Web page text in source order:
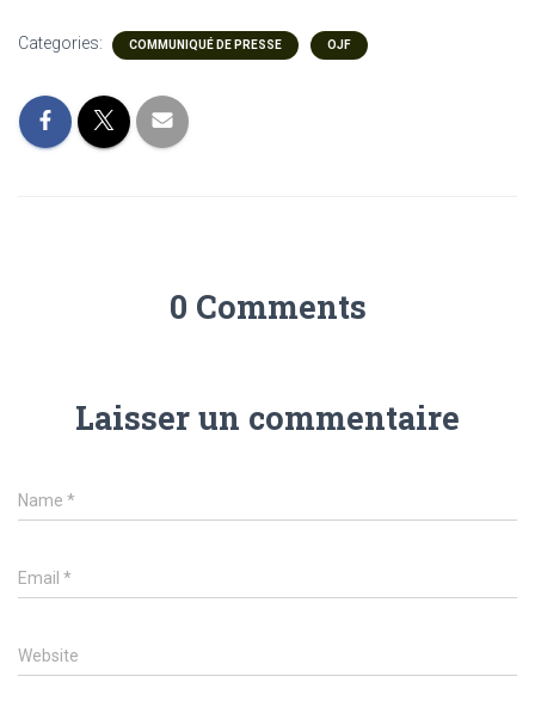
Categories: COMMUNIQUÉ DE PRESSE OJF
0 Comments
Laisser un commentaire
Name *
Email *
Website